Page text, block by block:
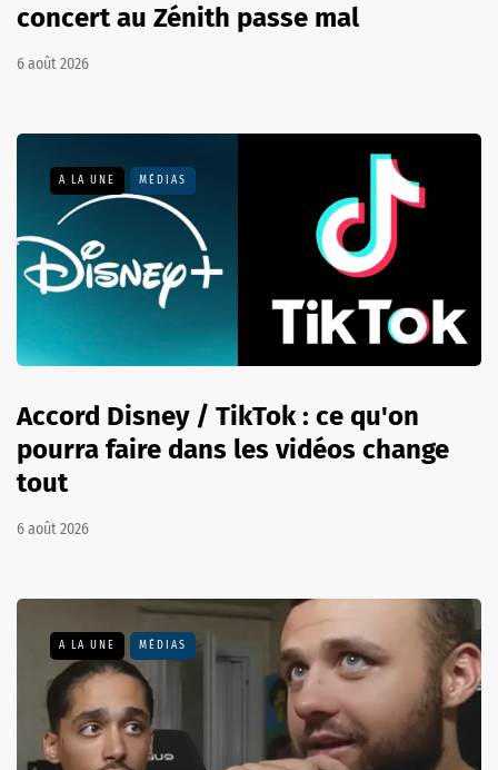
concert au Zénith passe mal
6 août 2026
A LA UNE MÉDIAS
Accord Disney / TikTok : ce qu'on
pourra faire dans les vidéos change
tout
6 août 2026
A LA UNE MÉDIAS